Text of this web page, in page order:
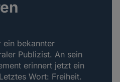
ein bekannter
Publizist. An sein
erinnert jetzt ein
Wort: Freiheit.